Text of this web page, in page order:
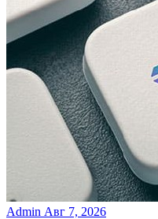
Admin Авг 7, 2026